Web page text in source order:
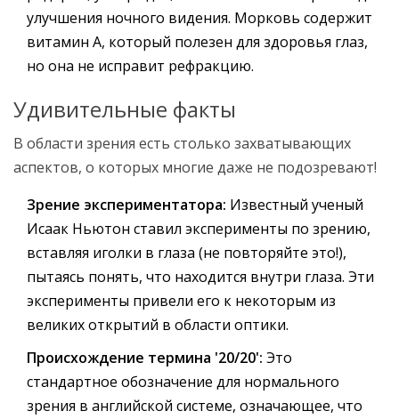
улучшения ночного видения. Морковь содержит
витамин А, который полезен для здоровья глаз,
но она не исправит рефракцию.
Удивительные факты
В области зрения есть столько захватывающих
аспектов, о которых многие даже не подозревают!
Зрение экспериментатора: Известный ученый
Исаак Ньютон ставил эксперименты по зрению,
вставляя иголки в глаза (не повторяйте это!),
пытаясь понять, что находится внутри глаза. Эти
эксперименты привели его к некоторым из
великих открытий в области оптики.
Происхождение термина '20/20': Это
стандартное обозначение для нормального
зрения в английской системе, означающее, что